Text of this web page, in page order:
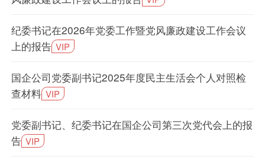
纪委书记在2026年党委工作暨党风廉政建设工作会议
上的报告 VIP
国企公司党委副书记2025年度民主生活会个人对照检
查材料 VIP
党委副书记、纪委书记在国企公司第三次党代会上的报
告 VIP